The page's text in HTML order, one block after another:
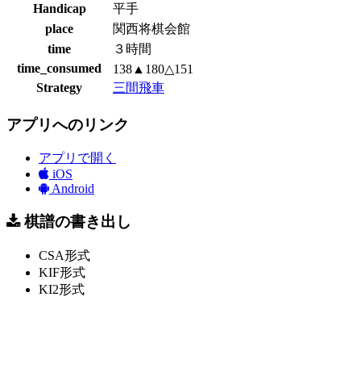
Handicap
平手
place
関西将棋会館
time
３時間
time_consumed
138▲180△151
Strategy
三間飛車
アプリへのリンク
アプリで開く
iOS
Android
棋譜の書き出し
CSA形式
KIF形式
KI2形式